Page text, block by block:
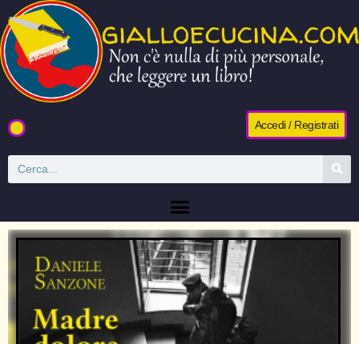
Accedi / Registrati